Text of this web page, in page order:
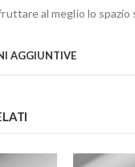
al meglio lo
AGGIUNTIVE